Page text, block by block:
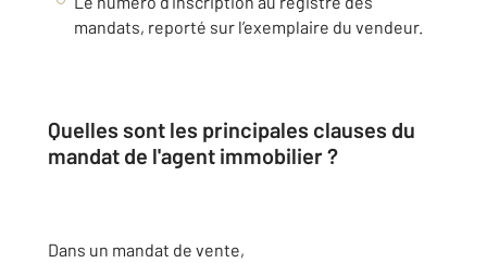
mandats, reporté sur l’exemplaire du vendeur.
Quelles sont les principales clauses du
mandat de l'agent immobilier ?
Dans un mandat de vente,